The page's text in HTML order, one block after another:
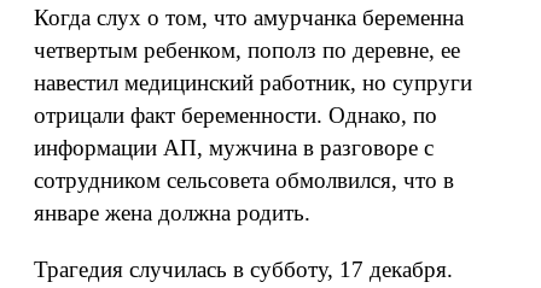
Когда слух о том, что амурчанка беременна
четвертым ребенком, пополз по деревне, ее
навестил медицинский работник, но супруги
отрицали факт беременности. Однако, по
информации АП, мужчина в разговоре с
сотрудником сельсовета обмолвился, что в
январе жена должна родить.
Трагедия случилась в субботу, 17 декабря.